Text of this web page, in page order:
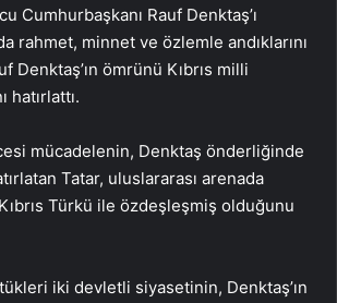
Cumhurbaşkanı Rauf Denktaş’ı
rahmet, minnet ve özlemle andıklarını
Denktaş’ın ömrünü Kıbrıs milli
hatırlattı.
mücadelenin, Denktaş önderliğinde
Tatar, uluslararası arenada
Türkü ile özdeşleşmiş olduğunu
iki devletli siyasetinin, Denktaş’ın